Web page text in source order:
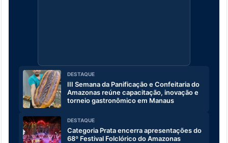
DESTAQUE
III Semana da Panificação e Confeitaria do
Amazonas reúne capacitação, inovação e
torneio gastronômico em Manaus
DESTAQUE
Categoria Prata encerra apresentações do
68º Festival Folclórico do Amazonas